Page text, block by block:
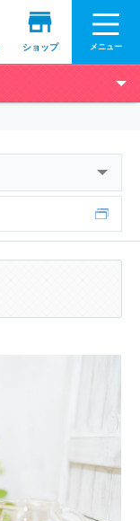
ショップ メニュー